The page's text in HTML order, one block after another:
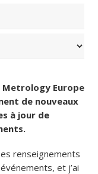
Metrology Europe
de nouveaux
à jour de
renseignements
et j’ai